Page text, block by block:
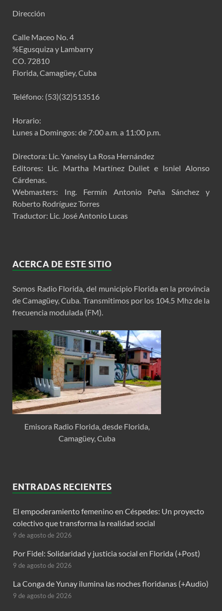
Dirección
Calle Maceo No. 4
%Egusquiza y Lambarry
CO. 72810
Florida, Camagüey, Cuba
Teléfono: (53)(32)513516
Horario:
Lunes a Domingos: de 7:00 a.m. a 11:00 p.m.
Directora: Lic. Yaneisy La Rosa Hernández
Editores: Lic. Martha Martínez Duliet e Isniel Alonso
Cárdenas.
Webmasters: Ing. Fermín Antonio Peña Sánchez y
Roberto Rodríguez Torres
Traductor: Lic. José Antonio Lucas
ACERCA DE ESTE SITIO
Somos Radio Florida, del municipio Florida en la provincia
de Camagüey, Cuba. Transmitimos por los 104.5 Mhz de la
frecuencia modulada (FM).
Emisora Radio Florida, desde Florida,
Camagüey, Cuba
ENTRADAS RECIENTES
El empoderamiento femenino en Céspedes: Un proyecto
colectivo que transforma la realidad social
9 de agosto de 2026
Por Fidel: Solidaridad y justicia social en Florida (+Post)
9 de agosto de 2026
La Conga de Yunay ilumina las noches floridanas (+Audio)
9 de agosto de 2026